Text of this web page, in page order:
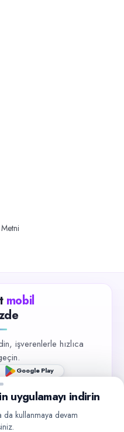
mobil
işverenlerle hızlıca
Google Play
uygulamayı indirin
da kullanmaya devam